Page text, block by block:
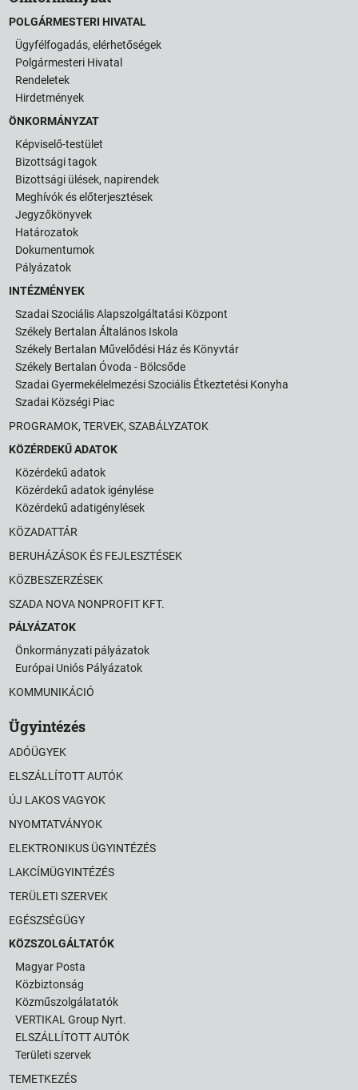
POLGÁRMESTERI HIVATAL
Ügyfélfogadás, elérhetőségek
Polgármesteri Hivatal
Rendeletek
Hirdetmények
ÖNKORMÁNYZAT
Képviselő-testület
Bizottsági tagok
Bizottsági ülések, napirendek
Meghívók és előterjesztések
Jegyzőkönyvek
Határozatok
Dokumentumok
Pályázatok
INTÉZMÉNYEK
Szadai Szociális Alapszolgáltatási Központ
Székely Bertalan Általános Iskola
Székely Bertalan Művelődési Ház és Könyvtár
Székely Bertalan Óvoda - Bölcsőde
Szadai Gyermekélelmezési Szociális Étkeztetési Konyha
Szadai Községi Piac
PROGRAMOK, TERVEK, SZABÁLYZATOK
KÖZÉRDEKŰ ADATOK
Közérdekű adatok
Közérdekű adatok igénylése
Közérdekű adatigénylések
KÖZADATTÁR
BERUHÁZÁSOK ÉS FEJLESZTÉSEK
KÖZBESZERZÉSEK
SZADA NOVA NONPROFIT KFT.
PÁLYÁZATOK
Önkormányzati pályázatok
Európai Uniós Pályázatok
KOMMUNIKÁCIÓ
Ügyintézés
ADÓÜGYEK
ELSZÁLLÍTOTT AUTÓK
ÚJ LAKOS VAGYOK
NYOMTATVÁNYOK
ELEKTRONIKUS ÜGYINTÉZÉS
LAKCÍMÜGYINTÉZÉS
TERÜLETI SZERVEK
EGÉSZSÉGÜGY
KÖZSZOLGÁLTATÓK
Magyar Posta
Közbiztonság
Közműszolgálatatók
VERTIKAL Group Nyrt.
ELSZÁLLÍTOTT AUTÓK
Területi szervek
TEMETKEZÉS